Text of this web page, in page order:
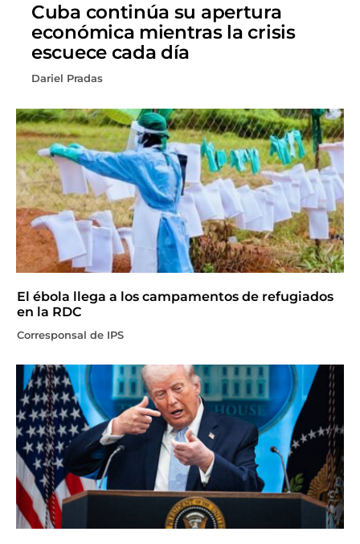
Cuba continúa su apertura
económica mientras la crisis
escuece cada día
Dariel Pradas
El ébola llega a los campamentos de refugiados
en la RDC
Corresponsal de IPS